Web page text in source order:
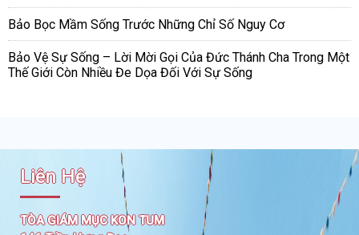
Bảo Bọc Mầm Sống Trước Những Chỉ Số Nguy Cơ
Bảo Vệ Sự Sống – Lời Mời Gọi Của Đức Thánh Cha Trong Một
Thế Giới Còn Nhiều Đe Dọa Đối Với Sự Sống
Liên Hệ
TÒA GIÁM MỤC KON TUM